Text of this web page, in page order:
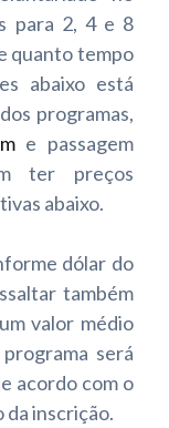
para 2, 4 e 8
quanto tempo
abaixo está
programas,
e passagem
ter preços
abaixo.
dólar do
também
valor médio
será
acordo com o
inscrição.